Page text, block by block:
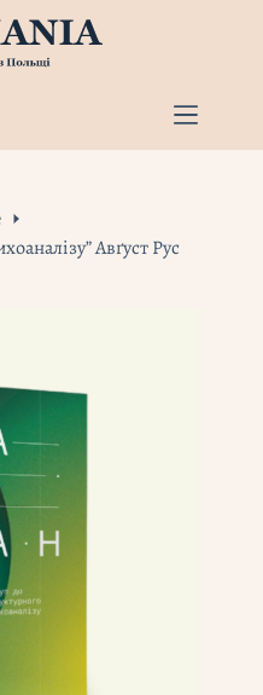
Авґуст Рус